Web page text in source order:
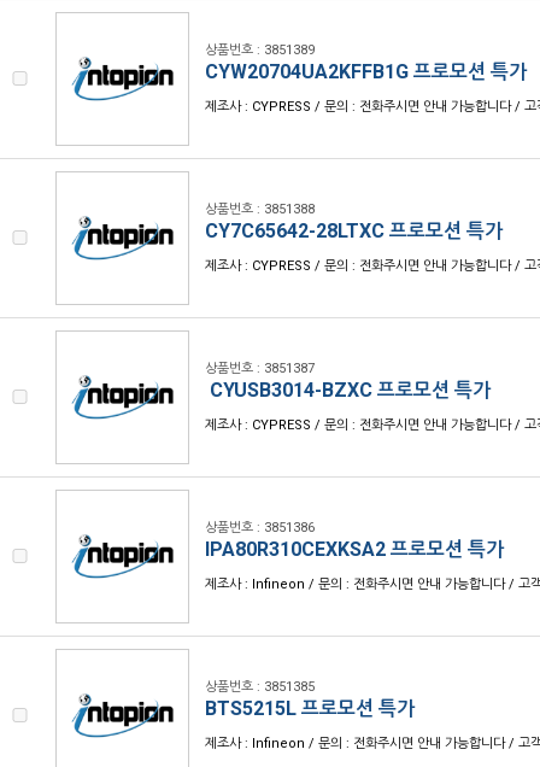
상품번호 : 3851389
CYW20704UA2KFFB1G 프로모션 특가
제조사 : CYPRESS / 문의 : 전화주시면 안내 가능합니다 /
상품번호 : 3851388
CY7C65642-28LTXC 프로모션 특가
제조사 : CYPRESS / 문의 : 전화주시면 안내 가능합니다 /
상품번호 : 3851387
CYUSB3014-BZXC 프로모션 특가
제조사 : CYPRESS / 문의 : 전화주시면 안내 가능합니다 /
상품번호 : 3851386
IPA80R310CEXKSA2 프로모션 특가
제조사 : Infineon / 문의 : 전화주시면 안내 가능합니다 / 고
상품번호 : 3851385
BTS5215L 프로모션 특가
제조사 : Infineon / 문의 : 전화주시면 안내 가능합니다 / 고